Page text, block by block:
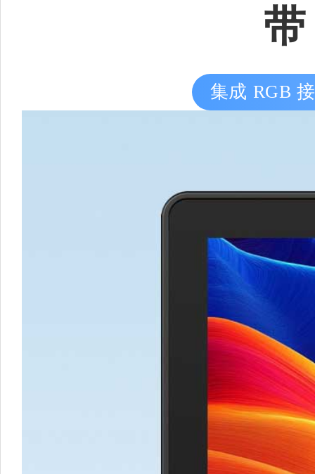
集成 RGB